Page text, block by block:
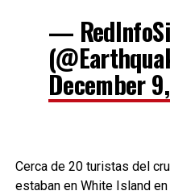
—
December
Cerca de 20 turistas del
estaban en White Island